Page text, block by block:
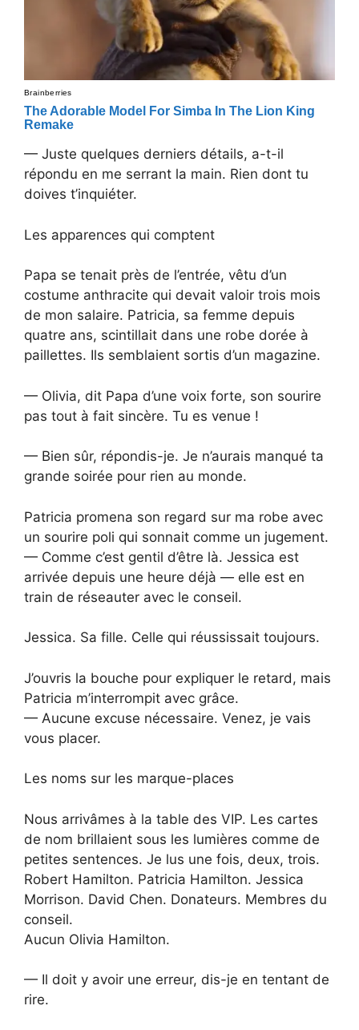
— Juste quelques derniers détails, a-t-il
répondu en me serrant la main. Rien dont tu
doives t’inquiéter.
Les apparences qui comptent
Papa se tenait près de l’entrée, vêtu d’un
costume anthracite qui devait valoir trois mois
de mon salaire. Patricia, sa femme depuis
quatre ans, scintillait dans une robe dorée à
paillettes. Ils semblaient sortis d’un magazine.
— Olivia, dit Papa d’une voix forte, son sourire
pas tout à fait sincère. Tu es venue !
— Bien sûr, répondis-je. Je n’aurais manqué ta
grande soirée pour rien au monde.
Patricia promena son regard sur ma robe avec
un sourire poli qui sonnait comme un jugement.
— Comme c’est gentil d’être là. Jessica est
arrivée depuis une heure déjà — elle est en
train de réseauter avec le conseil.
Jessica. Sa fille. Celle qui réussissait toujours.
J’ouvris la bouche pour expliquer le retard, mais
Patricia m’interrompit avec grâce.
— Aucune excuse nécessaire. Venez, je vais
vous placer.
Les noms sur les marque-places
Nous arrivâmes à la table des VIP. Les cartes
de nom brillaient sous les lumières comme de
petites sentences. Je lus une fois, deux, trois.
Robert Hamilton. Patricia Hamilton. Jessica
Morrison. David Chen. Donateurs. Membres du
conseil.
Aucun Olivia Hamilton.
— Il doit y avoir une erreur, dis-je en tentant de
rire.